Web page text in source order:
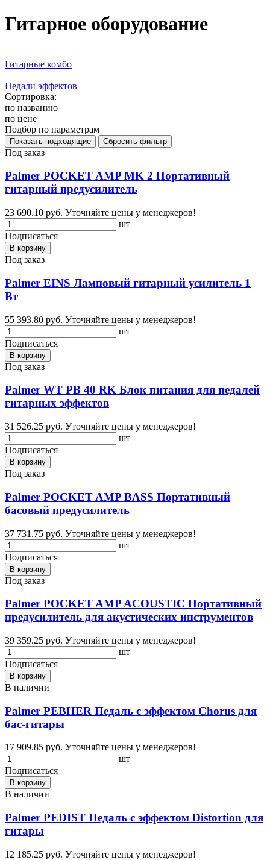
Гитарное оборудование
Гитарные комбо
Педали эффектов
Сортировка:
по названию
по цене
Подбор по параметрам
Под заказ
Palmer POCKET AMP MK 2 Портативный
гитарный предусилитель
23 690.10 руб. Уточняйте цены у менеджеров!
шт
Подписаться
В корзину
Под заказ
Palmer EINS Ламповый гитарный усилитель 1
Вт
55 393.80 руб. Уточняйте цены у менеджеров!
шт
Подписаться
В корзину
Под заказ
Palmer WT PB 40 RK Блок питания для педалей
гитарных эффектов
31 526.25 руб. Уточняйте цены у менеджеров!
шт
Подписаться
В корзину
Под заказ
Palmer POCKET AMP BASS Портативный
басовый предусилитель
37 731.75 руб. Уточняйте цены у менеджеров!
шт
Подписаться
В корзину
Под заказ
Palmer POCKET AMP ACOUSTIC Портативный
предусилитель для акустическиx инструментов
39 359.25 руб. Уточняйте цены у менеджеров!
шт
Подписаться
В корзину
В наличии
Palmer PEBHER Педаль с эффектом Chorus для
бас-гитары
17 909.85 руб. Уточняйте цены у менеджеров!
шт
Подписаться
В корзину
В наличии
Palmer PEDIST Педаль с эффектом Distortion для
гитары
12 185.25 руб. Уточняйте цены у менеджеров!